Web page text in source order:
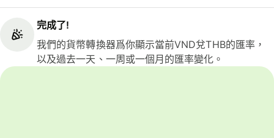
完成了!
我們的貨幣轉換器爲你顯示當前VND兌THB的匯率，
以及過去一天、一周或一個月的匯率變化。